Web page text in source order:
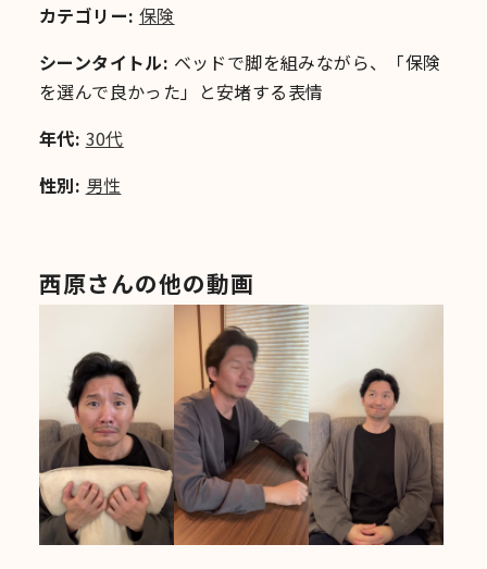
カテゴリー: 保険
シーンタイトル: ベッドで脚を組みながら、「保険
を選んで良かった」と安堵する表情
年代: 30代
性別: 男性
西原さんの他の動画